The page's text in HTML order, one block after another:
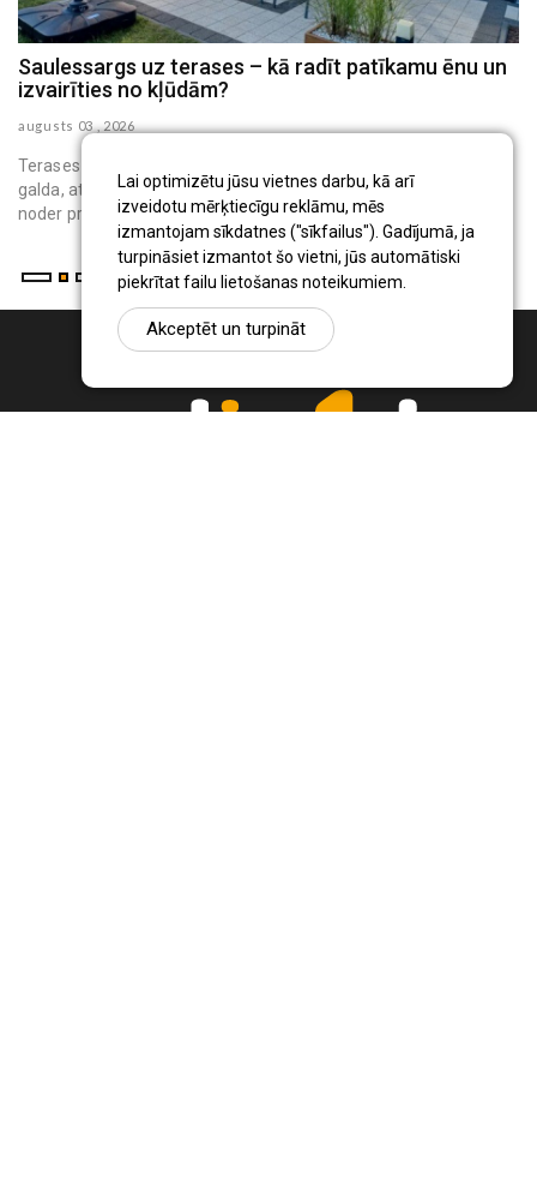
Lai optimizētu jūsu vietnes darbu, kā arī
izveidotu mērķtiecīgu reklāmu, mēs
izmantojam sīkdatnes ("sīkfailus"). Gadījumā, ja
turpināsiet izmantot šo vietni, jūs automātiski
piekrītat failu lietošanas noteikumiem.
Akceptēt un turpināt
Saulessargs uz terases – kā radīt patīkamu ēnu un
izvairīties no kļūdām?
augusts 03 , 2026
Terases saulessargs ir pārvietojams āra aprīkojums, kas virs
galda, atpūtas krēsliem vai bērnu rotaļu vietas rada ēnu. Tas
noder privātmāju iedzīvo...